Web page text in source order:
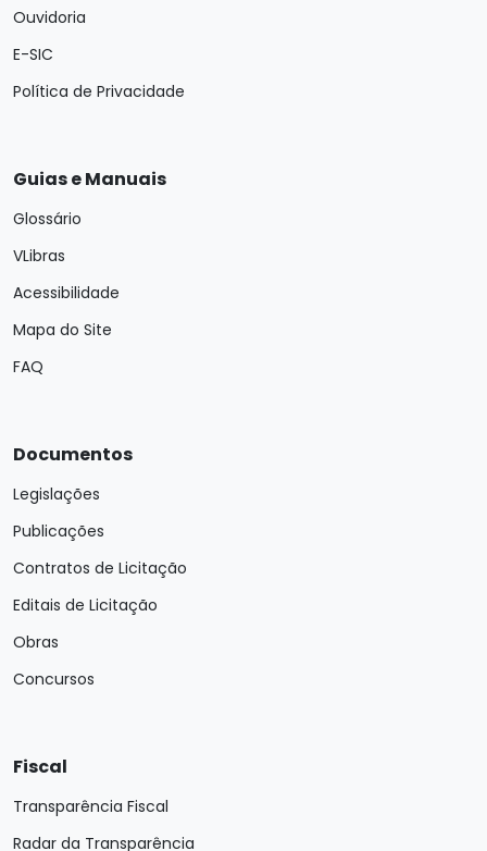
Ouvidoria
E-SIC
Política de Privacidade
Guias e Manuais
Glossário
VLibras
Acessibilidade
Mapa do Site
FAQ
Documentos
Legislações
Publicações
Contratos de Licitação
Editais de Licitação
Obras
Concursos
Fiscal
Transparência Fiscal
Radar da Transparência